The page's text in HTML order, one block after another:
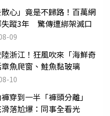
散心」竟是不歸路！百萬網
失蹤3年 驚傳遭綁架滅口
09
浙江！狂風吹來「海鮮奇
魚爬窗、鮭魚黏玻璃
10
穿到一半「褲頭分離」
落尬爆：同事全看光